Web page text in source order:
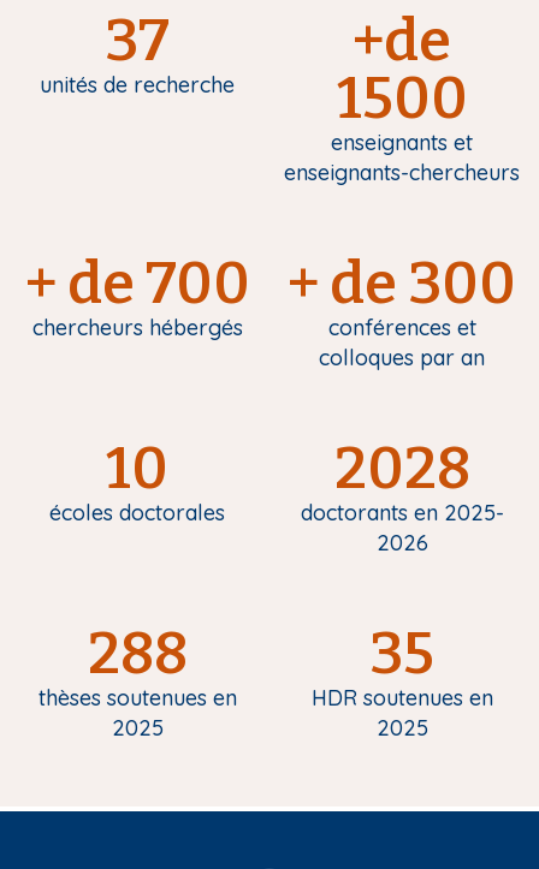
37
unités de recherche
+de
1500
enseignants et
enseignants-chercheurs
+ de 700
chercheurs hébergés
+ de 300
conférences et
colloques par an
10
écoles doctorales
2028
doctorants en 2025-
2026
288
thèses soutenues en
2025
35
HDR soutenues en
2025